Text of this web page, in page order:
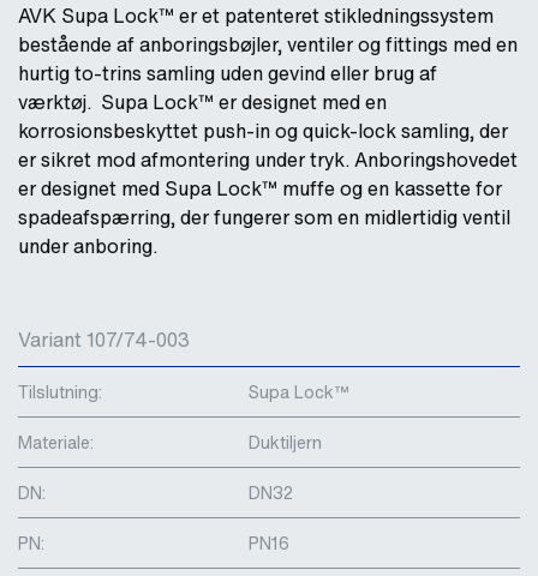
AVK Supa Lock™ er et patenteret stikledningssystem
bestående af anboringsbøjler, ventiler og fittings med en
hurtig to-trins samling uden gevind eller brug af
værktøj. Supa Lock™ er designet med en
korrosionsbeskyttet push-in og quick-lock samling, der
er sikret mod afmontering under tryk. Anboringshovedet
er designet med Supa Lock™ muffe og en kassette for
spadeafspærring, der fungerer som en midlertidig ventil
under anboring.
Variant 107/74-003
Tilslutning:
Supa Lock™
Materiale:
Duktiljern
DN:
DN32
PN:
PN16